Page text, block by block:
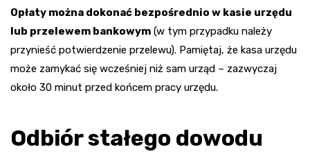
Opłaty można dokonać bezpośrednio w kasie urzędu
lub przelewem bankowym (w tym przypadku należy
przynieść potwierdzenie przelewu). Pamiętaj, że kasa urzędu
może zamykać się wcześniej niż sam urząd – zazwyczaj
około 30 minut przed końcem pracy urzędu.
Odbiór stałego dowodu